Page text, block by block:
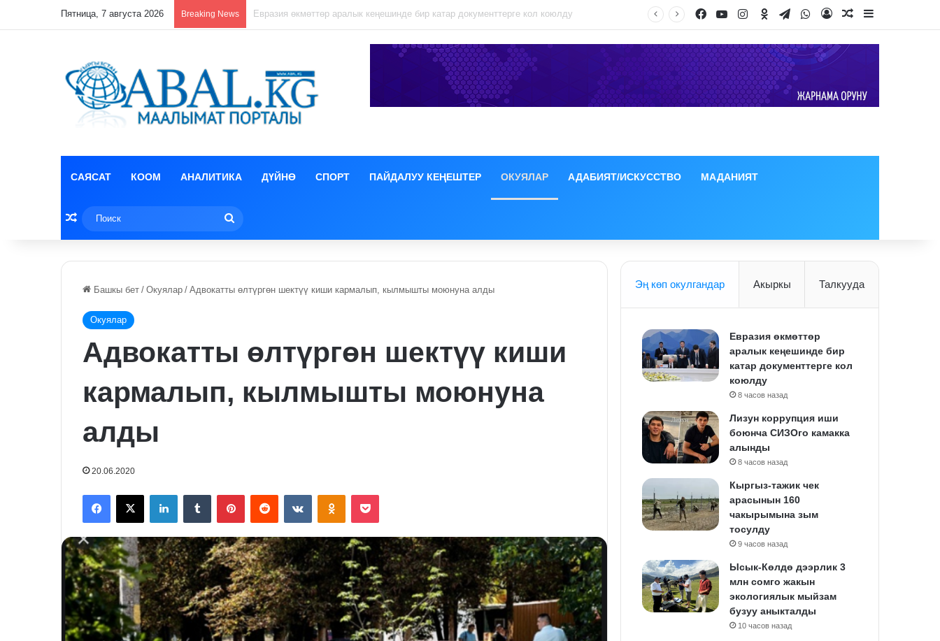
Пятница, 7 августа 2026 Breaking News Лизун коррупция иши боюнча СИЗОго камакка алынды Facebook
YouTubeInstagram
Odnoklassniki
TelegramWhatsApp
Log InRandom Article
Sidebar
САЯСАТ КООМ АНАЛИТИКА ДҮЙНӨ СПОРТ ПАЙДАЛУУ КЕҢЕШТЕР ОКУЯЛАР АДАБИЯТ/ИСКУССТВО МАДАНИЯТ
Random Article
Башкы бет / Окуялар / Адвокатты өлтүргөн шектүү киши кармалып, кылмышты моюнуна алды
Окуялар
Адвокатты өлтүргөн шектүү киши
кармалып, кылмышты моюнуна
алды
20.06.2020
FacebookX LinkedInTumblr PinterestReddit VKontakteOdnoklassniki
Pocket
Эң көп окулгандар Акыркы Талкууда
Евразия өкмөттөр
аралык кеңешинде бир
катар документтерге кол
коюлду
8 часов назад
Лизун коррупция иши
боюнча СИЗОго камакка
алынды
8 часов назад
Кыргыз-тажик чек
арасынын 160
чакырымына зым
тосулду
9 часов назад
Ысык-Көлдө дээрлик 3
млн сомго жакын
экологиялык мыйзам
бузуу аныкталды
10 часов назад